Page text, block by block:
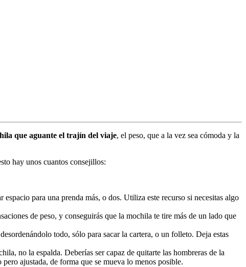
que aguante el trajín del viaje, el peso, que a la vez sea cómoda y la
hay unos cuantos consejillos:
para una prenda más, o dos. Utiliza este recurso si necesitas algo
de peso, y conseguirás que la mochila te tire más de un lado que
todo, sólo para sacar la cartera, o un folleto. Deja estas
no la espalda. Deberías ser capaz de quitarte las hombreras de la
ajustada, de forma que se mueva lo menos posible.